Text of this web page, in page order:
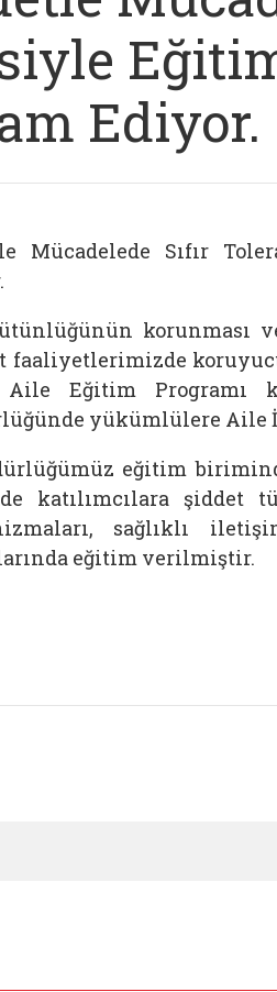
Ediyor.
Mücadelede Sıfır
korunması
faaliyetlerimizde
Eğitim Programı
yükümlülere Aile
eğitim
katılımcılara
sağlıklı
eğitim verilmiştir.